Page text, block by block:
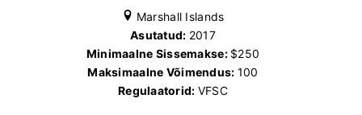
Marshall Islands
Asutatud: 2017
Minimaalne Sissemakse: $250
Maksimaalne Võimendus: 100
Regulaatorid: VFSC